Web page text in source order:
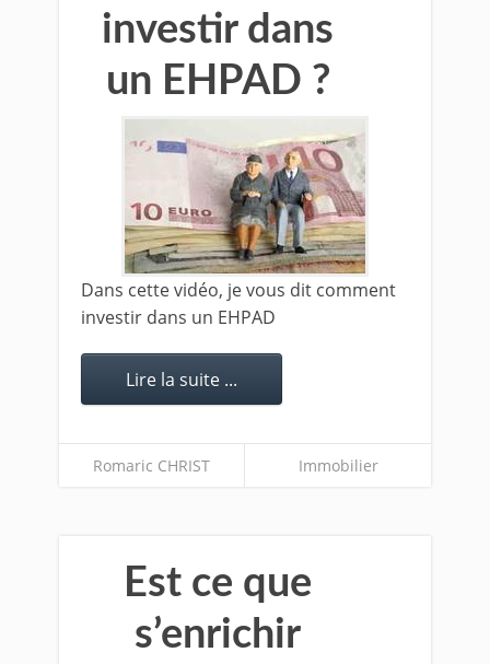
investir dans
un EHPAD ?
Dans cette vidéo, je vous dit comment
investir dans un EHPAD
Lire la suite ...
Romaric CHRIST Immobilier
Est ce que
s’enrichir